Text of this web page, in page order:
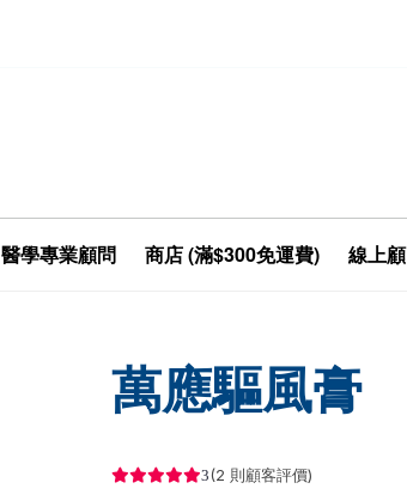
醫學專業顧問 商店 (滿$300免運費) 線上
萬應驅風膏
(2 則顧客評價)